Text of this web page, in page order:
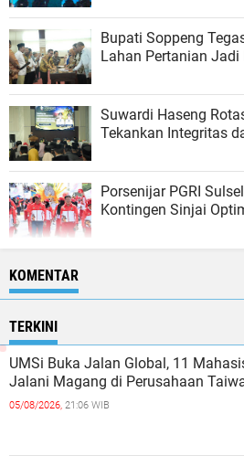
Bupati Soppeng
Lahan Pertanian Jadi
Suwardi Haseng
Tekankan Integritas
Porsenijar PGRI
Kontingen Sinjai
KOMENTAR
TERKINI
UMSi Buka Jalan Global, 11
Jalani Magang di Perusahaan
05/08/2026, 21:06 WIB